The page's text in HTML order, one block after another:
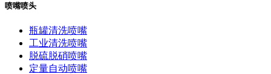
喷嘴喷头
瓶罐清洗喷嘴
工业清洗喷嘴
脱硫脱硝喷嘴
定量自动喷嘴